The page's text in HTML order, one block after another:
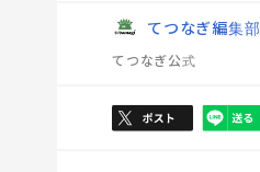
てつなぎ編集部
てつなぎ公式